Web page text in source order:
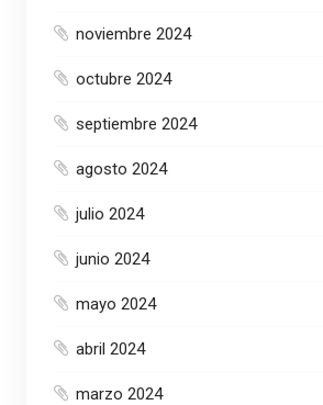
noviembre 2024
octubre 2024
septiembre 2024
agosto 2024
julio 2024
junio 2024
mayo 2024
abril 2024
marzo 2024